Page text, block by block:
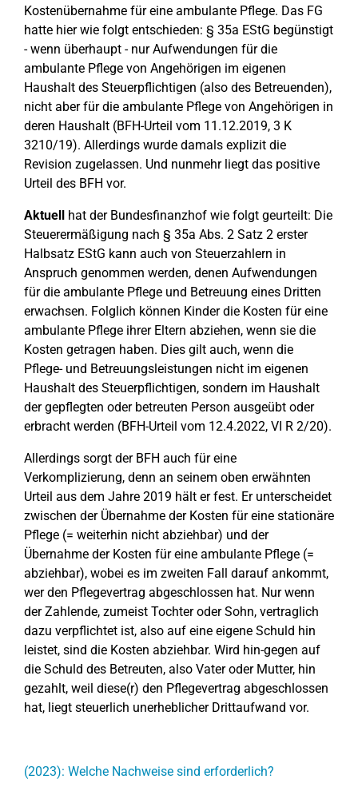
Kostenübernahme für eine ambulante Pflege. Das FG
hatte hier wie folgt entschieden: § 35a EStG begünstigt
- wenn überhaupt - nur Aufwendungen für die
ambulante Pflege von Angehörigen im eigenen
Haushalt des Steuerpflichtigen (also des Betreuenden),
nicht aber für die ambulante Pflege von Angehörigen in
deren Haushalt (BFH-Urteil vom 11.12.2019, 3 K
3210/19). Allerdings wurde damals explizit die
Revision zugelassen. Und nunmehr liegt das positive
Urteil des BFH vor.
Aktuell hat der Bundesfinanzhof wie folgt geurteilt: Die
Steuerermäßigung nach § 35a Abs. 2 Satz 2 erster
Halbsatz EStG kann auch von Steuerzahlern in
Anspruch genommen werden, denen Aufwendungen
für die ambulante Pflege und Betreuung eines Dritten
erwachsen. Folglich können Kinder die Kosten für eine
ambulante Pflege ihrer Eltern abziehen, wenn sie die
Kosten getragen haben. Dies gilt auch, wenn die
Pflege- und Betreuungsleistungen nicht im eigenen
Haushalt des Steuerpflichtigen, sondern im Haushalt
der gepflegten oder betreuten Person ausgeübt oder
erbracht werden (BFH-Urteil vom 12.4.2022, VI R 2/20).
Allerdings sorgt der BFH auch für eine
Verkomplizierung, denn an seinem oben erwähnten
Urteil aus dem Jahre 2019 hält er fest. Er unterscheidet
zwischen der Übernahme der Kosten für eine stationäre
Pflege (= weiterhin nicht abziehbar) und der
Übernahme der Kosten für eine ambulante Pflege (=
abziehbar), wobei es im zweiten Fall darauf ankommt,
wer den Pflegevertrag abgeschlossen hat. Nur wenn
der Zahlende, zumeist Tochter oder Sohn, vertraglich
dazu verpflichtet ist, also auf eine eigene Schuld hin
leistet, sind die Kosten abziehbar. Wird hin-gegen auf
die Schuld des Betreuten, also Vater oder Mutter, hin
gezahlt, weil diese(r) den Pflegevertrag abgeschlossen
hat, liegt steuerlich unerheblicher Drittaufwand vor.
(2023): Welche Nachweise sind erforderlich?